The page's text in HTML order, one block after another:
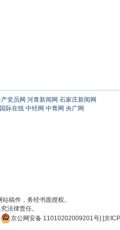
党员网 河青新闻网 石家庄新闻网
国际在线 中经网 中青网 央广网
稿件，务经书面授权。
法律责任。
京公网安备 11010202009201号] [京